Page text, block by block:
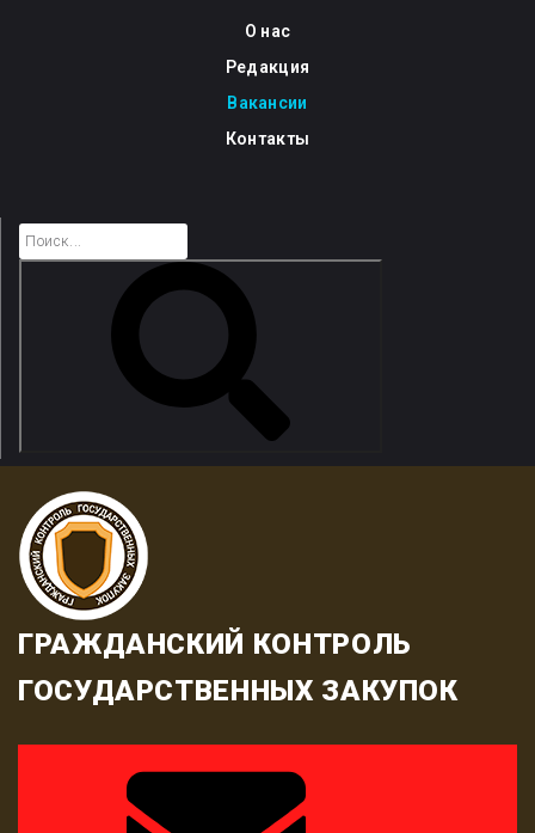
О нас
Редакция
Вакансии
Контакты
ГРАЖДАНСКИЙ КОНТРОЛЬ
ГОСУДАРСТВЕННЫХ ЗАКУПОК